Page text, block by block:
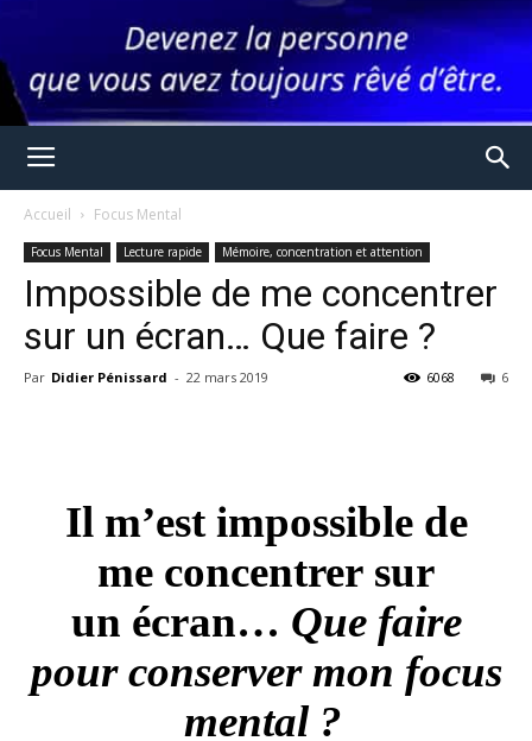
Accueil Focus Mental
Focus Mental Lecture rapide Mémoire, concentration et attention
Impossible de me concentrer
sur un écran… Que faire ?
Par Didier Pénissard - 22 mars 2019 6
6068
Il m’est impossible de
me concentrer sur
un écran… Que faire
pour conserver mon focus
mental ?